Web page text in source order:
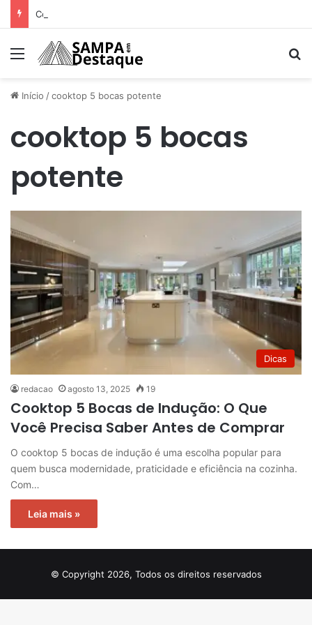
Menu
Início /cooktop 5 bocas potente
cooktop 5 bocas
potente
Dicas
redacao agosto 13, 2025 19
Cooktop 5 Bocas de Indução: O Que
Você Precisa Saber Antes de Comprar
O cooktop 5 bocas de indução é uma escolha popular para
quem busca modernidade, praticidade e eficiência na cozinha.
Com…
Leia mais »
© Copyright 2026, Todos os direitos reservados